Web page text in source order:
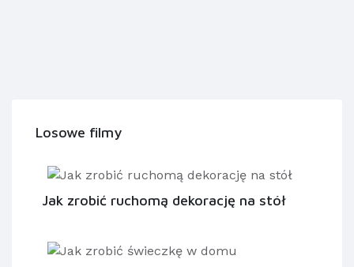
Losowe filmy
Jak zrobić ruchomą dekorację na stół